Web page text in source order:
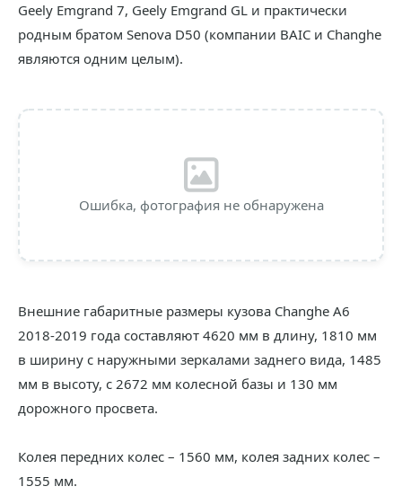
Geely Emgrand 7, Geely Emgrand GL и практически
родным братом Senova D50 (компании BAIC и Changhe
являются одним целым).
Ошибка, фотография не обнаружена
Внешние габаритные размеры кузова Changhe A6
2018-2019 года составляют 4620 мм в длину, 1810 мм
в ширину с наружными зеркалами заднего вида, 1485
мм в высоту, с 2672 мм колесной базы и 130 мм
дорожного просвета.
Колея передних колес – 1560 мм, колея задних колес –
1555 мм.